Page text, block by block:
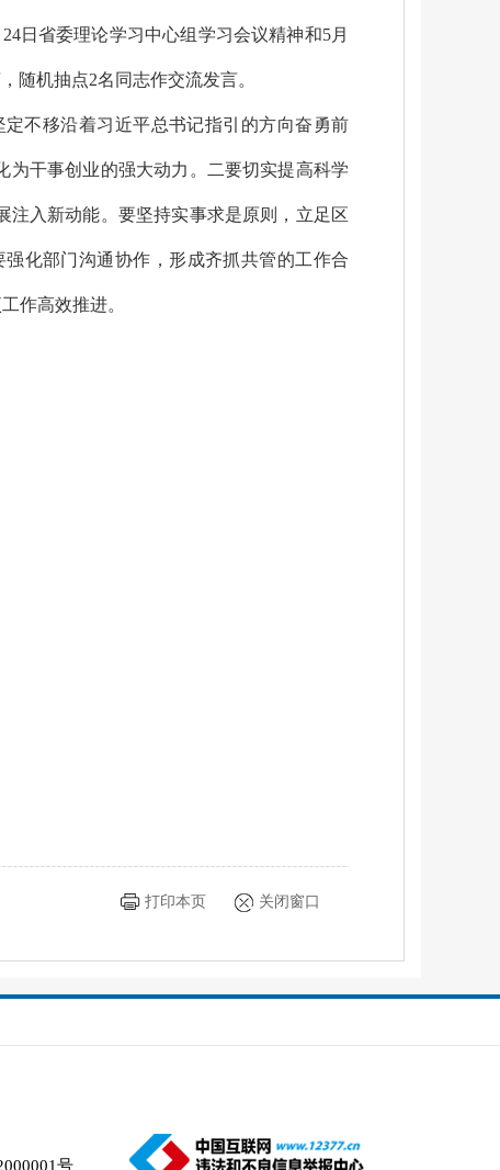
24日省委理论学习中心组学习会议精神和5月
随机抽点2名同志作交流发言。
不移沿着习近平总书记指引的方向奋勇前
干事创业的强大动力。 二要切实提高科学
入新动能。 要坚持实事求是原则，立足区
强化部门沟通协作，形成齐抓共管的工作合
作高效推进。
打印本页 关闭窗口
号